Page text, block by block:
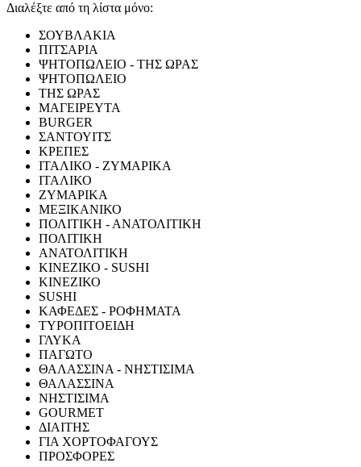
Διαλέξτε από τη λίστα μόνο:
ΣΟΥΒΛΑΚΙΑ
ΠΙΤΣΑΡΙΑ
ΨΗΤΟΠΩΛΕΙΟ - ΤΗΣ ΩΡΑΣ
ΨΗΤΟΠΩΛΕΙΟ
ΤΗΣ ΩΡΑΣ
ΜΑΓΕΙΡΕΥΤΑ
BURGER
ΣΑΝΤΟΥΙΤΣ
ΚΡΕΠΕΣ
ΙΤΑΛΙΚΟ - ΖΥΜΑΡΙΚΑ
ΙΤΑΛΙΚΟ
ΖΥΜΑΡΙΚΑ
ΜΕΞΙΚΑΝΙΚΟ
ΠΟΛΙΤΙΚΗ - ΑΝΑΤΟΛΙΤΙΚΗ
ΠΟΛΙΤΙΚΗ
ΑΝΑΤΟΛΙΤΙΚΗ
ΚΙΝΕΖΙΚΟ - SUSHI
ΚΙΝΕΖΙΚΟ
SUSHI
ΚΑΦΕΔΕΣ - ΡΟΦΗΜΑΤΑ
ΤΥΡΟΠΙΤΟΕΙΔΗ
ΓΛΥΚΑ
ΠΑΓΩΤΟ
ΘΑΛΑΣΣΙΝΑ - ΝΗΣΤΙΣΙΜΑ
ΘΑΛΑΣΣΙΝΑ
ΝΗΣΤΙΣΙΜΑ
GOURMET
ΔΙΑΙΤΗΣ
ΓΙΑ ΧΟΡΤΟΦΑΓΟΥΣ
ΠΡΟΣΦΟΡΕΣ